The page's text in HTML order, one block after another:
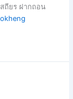
ถียร ฝากถอน
okheng